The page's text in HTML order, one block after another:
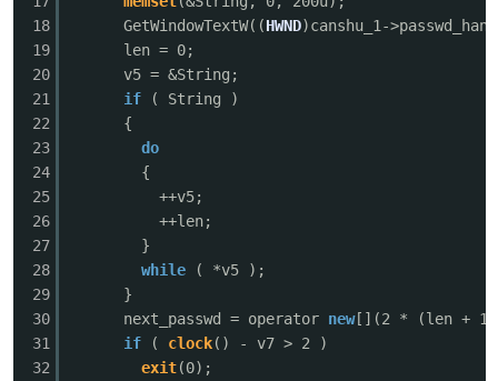
18
19
20
21
22
23
24
25
26
27
28
29
30
31
32
GetWindowTextW((HWND)canshu_1-
len = 0;
v5 = &String;
if
( String )
{
do
{
++v5;
++len;
}
while
( *v5 );
}
next_passwd = operator new[](2 * (len +
if
( clock() - v7 > 2 )
exit(0);